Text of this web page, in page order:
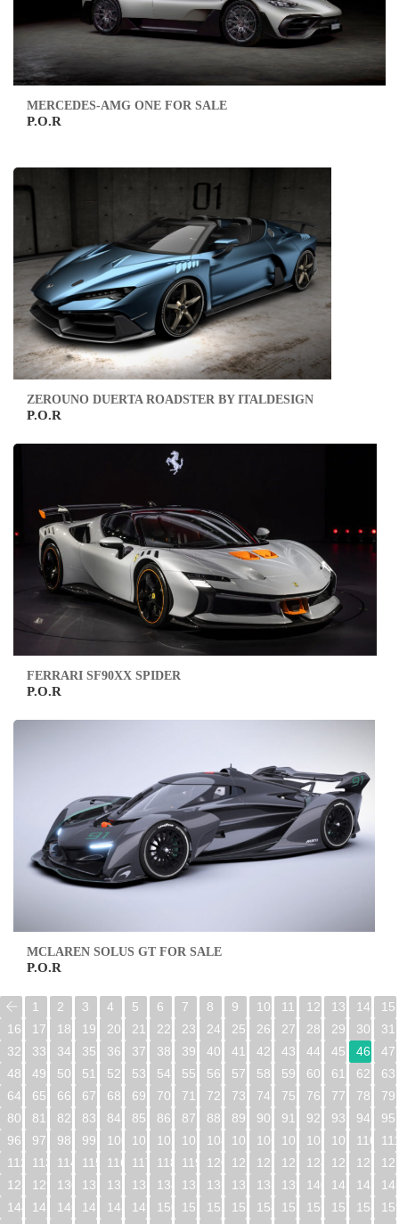
MERCEDES-AMG ONE FOR SALE
P.O.R
ZEROUNO DUERTA ROADSTER BY ITALDESIGN
P.O.R
FERRARI SF90XX SPIDER
P.O.R
MCLAREN SOLUS GT FOR SALE
P.O.R
1 2 3 4 5 6 7 8 9 10 11 12 13 14
15
16
17 18 19 20 21 22 23 24 25 26 27 28 29 30
31
32
33 34 35 36 37 38 39 40 41 42 43 44 45 46
47
48
49 50 51 52 53 54 55 56 57 58 59 60 61 62
63
64
65 66 67 68 69 70 71 72 73 74 75 76 77 78
79
80
81 82 83 84 85 86 87 88 89 90 91 92 93 94
95
96
97 98 99 100 101 102 103 104 105 106 107 108 109 110
112
113 114 115 116 117 118 119 120 121 122 123 124 125 126
128
129 130 131 132 133 134 135 136 137 138 139 140 141 142
144
145 146 147 148 149 150 151 152 153 154 155 156 157 158